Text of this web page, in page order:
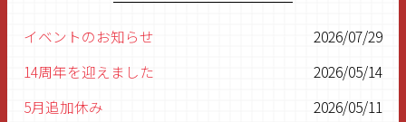
イベントのお知らせ
2026/07/29
14周年を迎えました
2026/05/14
5月追加休み
2026/05/11